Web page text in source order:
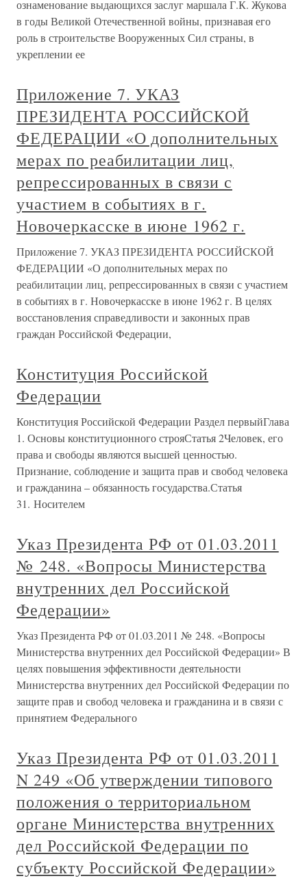
ознаменование выдающихся заслуг маршала Г.К. Жукова
в годы Великой Отечественной войны, признавая его
роль в строительстве Вооруженных Сил страны, в
укреплении ее
Приложение 7. УКАЗ
ПРЕЗИДЕНТА РОССИЙСКОЙ
ФЕДЕРАЦИИ «О дополнительных
мерах по реабилитации лиц,
репрессированных в связи с
участием в событиях в г.
Новочеркасске в июне 1962 г.
Приложение 7. УКАЗ ПРЕЗИДЕНТА РОССИЙСКОЙ
ФЕДЕРАЦИИ «О дополнительных мерах по
реабилитации лиц, репрессированных в связи с участием
в событиях в г. Новочеркасске в июне 1962 г. В целях
восстановления справедливости и законных прав
граждан Российской Федерации,
Конституция Российской
Федерации
Конституция Российской Федерации Раздел первыйГлава
1. Основы конституционного строяСтатья 2Человек, его
права и свободы являются высшей ценностью.
Признание, соблюдение и защита прав и свобод человека
и гражданина – обязанность государства.Статья
31. Носителем
Указ Президента РФ от 01.03.2011
№ 248. «Вопросы Министерства
внутренних дел Российской
Федерации»
Указ Президента РФ от 01.03.2011 № 248. «Вопросы
Министерства внутренних дел Российской Федерации» В
целях повышения эффективности деятельности
Министерства внутренних дел Российской Федерации по
защите прав и свобод человека и гражданина и в связи с
принятием Федерального
Указ Президента РФ от 01.03.2011
N 249 «Об утверждении типового
положения о территориальном
органе Министерства внутренних
дел Российской Федерации по
субъекту Российской Федерации»